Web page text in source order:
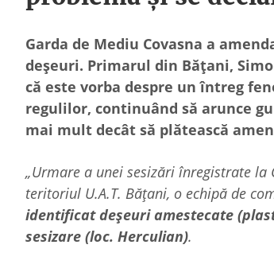
Garda de Mediu Covasna a
deșeuri. Primarul din Bățani,
că este vorba despre un întreg
regulilor, continuând să arunce
mai mult decât să plătească
„Urmare a unei sesizări înregistrate
teritoriul U.A.T. Bățani, o echipă de
identificat deșeuri amestecate
sesizare (loc. Herculian).